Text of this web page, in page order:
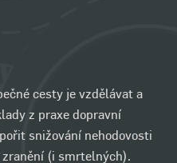
cesty je vzdělávat a
z praxe dopravní
snižování nehodovosti
(i smrtelných).